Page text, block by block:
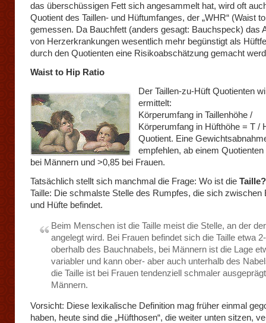
das überschüssigen Fett sich angesammelt hat, wird oft
Quotient des Taillen- und Hüftumfanges, der „WHR“ (Waist
gemessen. Da Bauchfett (anders gesagt: Bauchspeck) das
von Herzerkrankungen wesentlich mehr begünstigt als
durch den Quotienten eine Risikoabschätzung gemacht
Waist to Hip Ratio
Der Taillen-zu-Hüft Quotienten
ermittelt:
Körperumfang in Taillenhöhe /
Körperumfang in Hüfthöhe = T /
Quotient. Eine
empfehlen, ab einem
bei Männern und >0,85 bei Frauen.
Tatsächlich stellt sich manchmal die Frage: Wo ist die
Taille: Die schmalste Stelle des Rumpfes, die sich zwischen
und Hüfte befindet.
Beim Menschen ist die Taille meist die Stelle, an der
angelegt wird. Bei Frauen befindet sich die Taille etwa
oberhalb des Bauchnabels, bei Männern ist die Lage
variabler und kann ober- aber auch unterhalb des
die Taille ist bei Frauen tendenziell schmaler
Männern.
Vorsicht: Diese lexikalische Definition mag früher einmal
haben, heute sind die „Hüfthosen“, die weiter unten sitzen,